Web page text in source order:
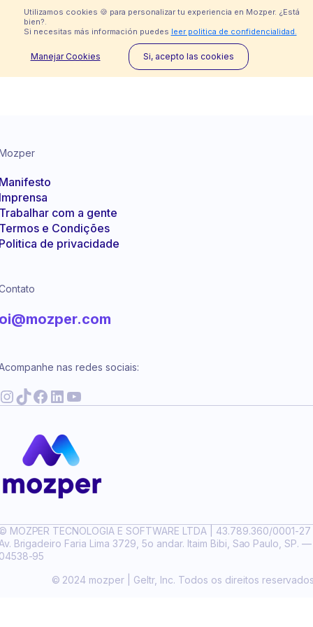
Utilizamos cookies 🍪 para personalizar tu experiencia en Mozper. ¿Está
bien?.
Si necesitas más información puedes leer politica de confidencialidad.
Manejar Cookies Si, acepto las cookies
Ajuda
com a gente
e Condições
de privacidade
nas redes sociais:
TikTok Facebook LinkedIn YouTube
MOZPER TECNOLOGIA E SOFTWARE LTDA | 43.789.360/0001-27
Brigadeiro Faria Lima 3729, 5o andar. Itaim Bibi, Sao Paulo, SP. —
95
© 2024 mozper | Geltr, Inc. Todos os direitos